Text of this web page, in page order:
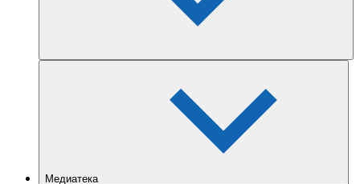
Медиатека